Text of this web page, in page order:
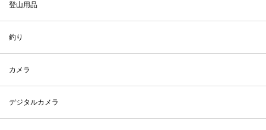
登山用品
釣り
カメラ
デジタルカメラ